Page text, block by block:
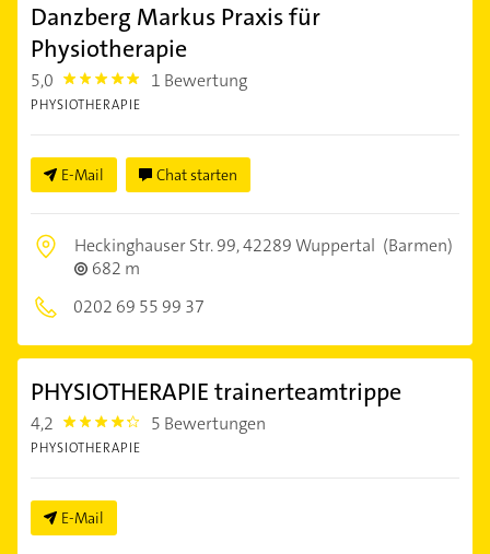
Danzberg Markus Praxis für
Physiotherapie
5,0 5.0 1 Bewertung
PHYSIOTHERAPIE
E-Mail Chat starten
Heckinghauser Str. 99,42289 Wuppertal (Barmen)
682 m
0202 69 55 99 37
PHYSIOTHERAPIE trainerteamtrippe
4,2 4.2000003 5 Bewertungen
PHYSIOTHERAPIE
E-Mail